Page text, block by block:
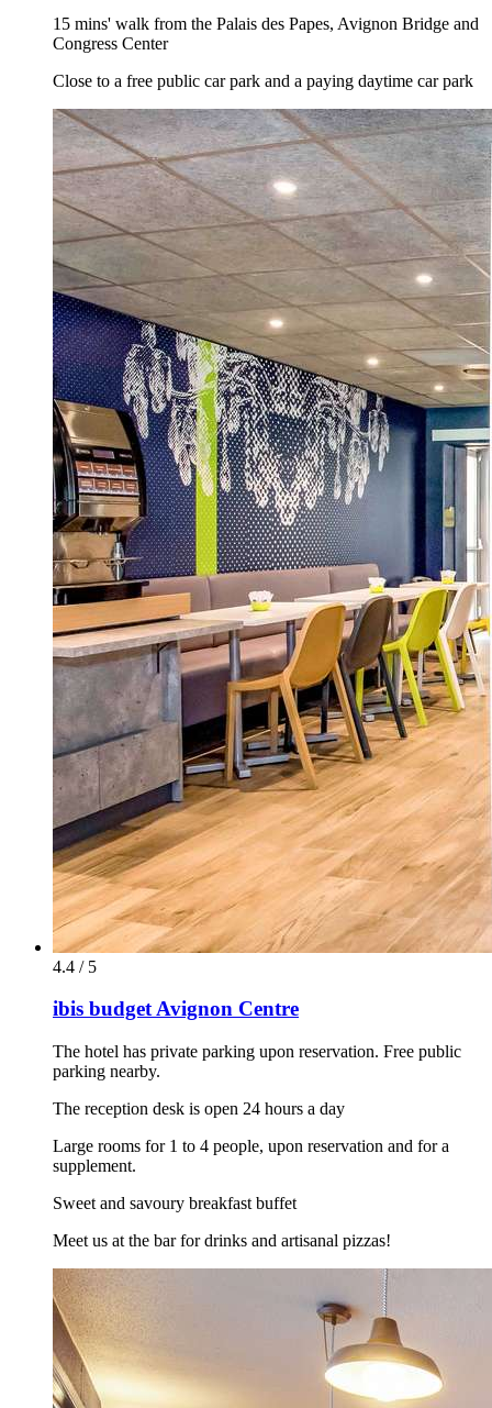
15 mins' walk from the Palais des Papes, Avignon Bridge and
Congress Center
Close to a free public car park and a paying daytime car park
4.4 / 5
ibis budget Avignon Centre
The hotel has private parking upon reservation. Free public
parking nearby.
The reception desk is open 24 hours a day
Large rooms for 1 to 4 people, upon reservation and for a
supplement.
Sweet and savoury breakfast buffet
Meet us at the bar for drinks and artisanal pizzas!